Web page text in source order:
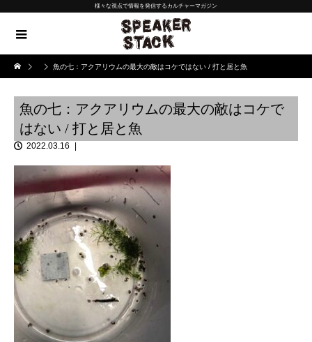
様々な視点で情報を発信するカルチャーマガジン
魚の七：アクアリウムの最大の敵はコケではない / 打と居と魚
魚の七：アクアリウムの最大の敵はコケで
はない / 打と居と魚
2022.03.16